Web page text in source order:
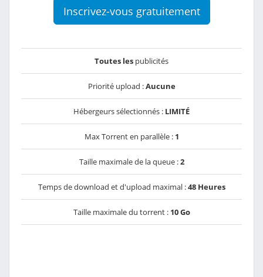
Inscrivez-vous gratuitement
Toutes les publicités
Priorité upload :Aucune
Hébergeurs sélectionnés : LIMITÉ
Max Torrent en parallèle : 1
Taille maximale de la queue :2
Temps de download et d'upload maximal :48 Heures
Taille maximale du torrent : 10 Go